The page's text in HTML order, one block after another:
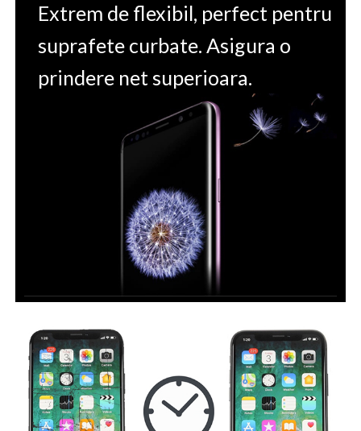
Extrem de flexibil, perfect pentru
suprafete curbate. Asigura o
prindere net superioara.